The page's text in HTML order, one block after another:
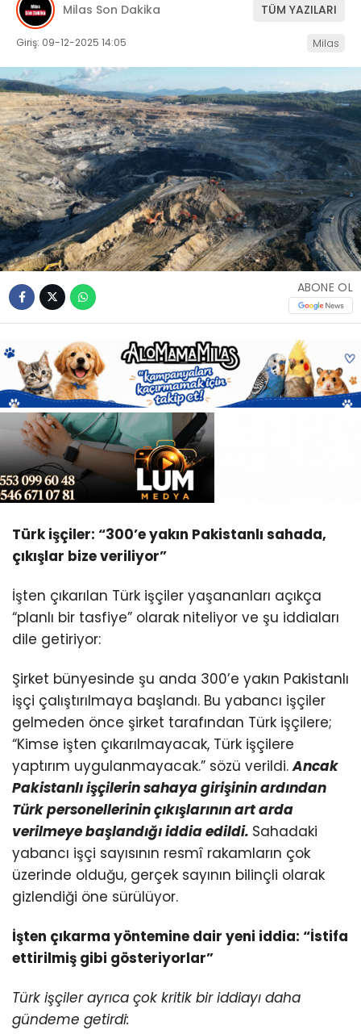
Instagram
Youtube
Milas Son Dakika TÜM YAZILARI
Giriş: 09-12-2025 14:05 Milas
ABONE OL
Türk işçiler: “300’e yakın Pakistanlı sahada,
çıkışlar bize veriliyor”
İşten çıkarılan Türk işçiler yaşananları açıkça
“planlı bir tasfiye” olarak niteliyor ve şu iddiaları
dile getiriyor:
Şirket bünyesinde şu anda 300’e yakın Pakistanlı
işçi çalıştırılmaya başlandı. Bu yabancı işçiler
gelmeden önce şirket tarafından Türk işçilere;
“Kimse işten çıkarılmayacak, Türk işçilere
yaptırım uygulanmayacak.” sözü verildi.Ancak
Pakistanlı işçilerin sahaya girişinin ardından
Türk personellerinin çıkışlarının art arda
verilmeye başlandığı iddia edildi. Sahadaki
yabancı işçi sayısının resmî rakamların çok
üzerinde olduğu, gerçek sayının bilinçli olarak
gizlendiği öne sürülüyor.
İşten çıkarma yöntemine dair yeni iddia: “İstifa
ettirilmiş gibi gösteriyorlar”
Türk işçiler ayrıca çok kritik bir iddiayı daha
gündeme getirdi: